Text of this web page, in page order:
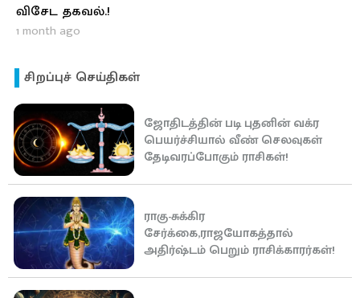
விசேட தகவல்.!
1 month ago
சிறப்புச் செய்திகள்
ஜோதிடத்தின் படி புதனின் வக்ர
பெயர்ச்சியால் வீண் செலவுகள்
தேடிவரப்போகும் ராசிகள்!
ராகு-சுக்கிர
சேர்க்கை,ராஜயோகத்தால்
அதிர்ஷ்டம் பெறும் ராசிக்காரர்கள்!